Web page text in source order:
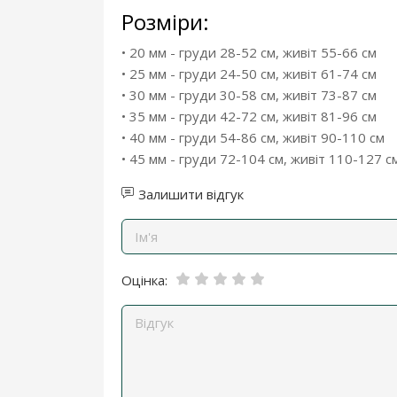
Розміри:
• 20 мм - груди 28-52 см, живіт 55-66 см
• 25 мм - груди 24-50 см, живіт 61-74 см
• 30 мм - груди 30-58 см, живіт 73-87 см
• 35 мм - груди 42-72 см, живіт 81-96 см
• 40 мм - груди 54-86 см, живіт 90-110 см
• 45 мм - груди 72-104 см, живіт 110-127
Залишити відгук
Оцінка: